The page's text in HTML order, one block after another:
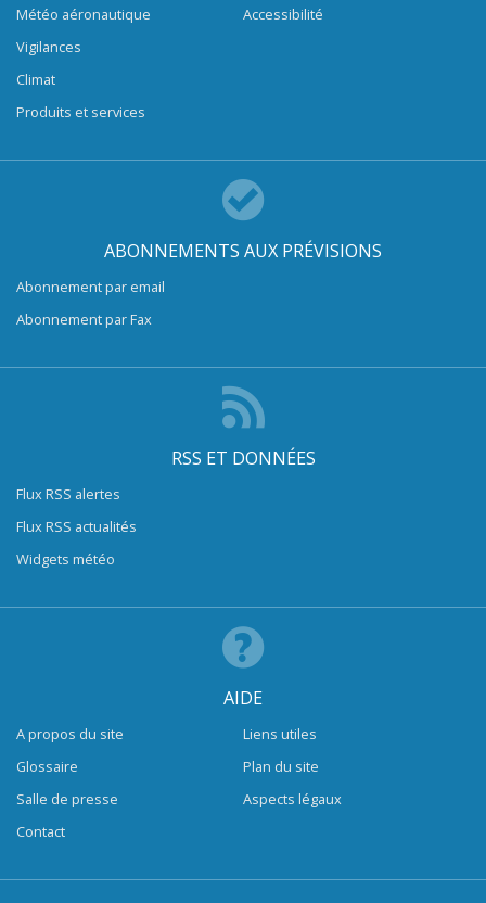
Météo aéronautique
Vigilances
Climat
Produits et services
Accessibilité
ABONNEMENTS AUX PRÉVISIONS
Abonnement par email
Abonnement par Fax
RSS ET DONNÉES
Flux RSS alertes
Flux RSS actualités
Widgets météo
AIDE
A propos du site
Glossaire
Salle de presse
Contact
Liens utiles
Plan du site
Aspects légaux